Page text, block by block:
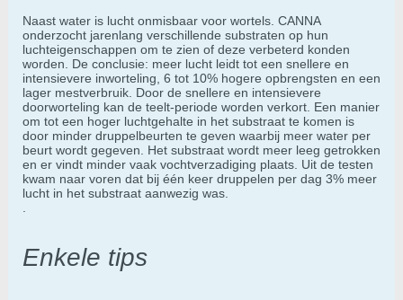
Naast water is lucht onmisbaar voor wortels. CANNA
onderzocht jarenlang verschillende substraten op hun
luchteigenschappen om te zien of deze verbeterd konden
worden. De conclusie: meer lucht leidt tot een snellere en
intensievere inworteling, 6 tot 10% hogere opbrengsten en een
lager mestverbruik. Door de snellere en intensievere
doorworteling kan de teelt-periode worden verkort. Een manier
om tot een hoger luchtgehalte in het substraat te komen is
door minder druppelbeurten te geven waarbij meer water per
beurt wordt gegeven. Het substraat wordt meer leeg getrokken
en er vindt minder vaak vochtverzadiging plaats. Uit de testen
kwam naar voren dat bij één keer druppelen per dag 3% meer
lucht in het substraat aanwezig was.
Enkele tips